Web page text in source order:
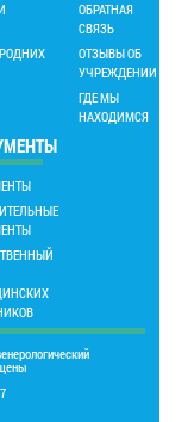
ОБРАТНАЯ
СВЯЗЬ
ОТЗЫВЫ ОБ
УЧРЕЖДЕНИИ
ГДЕ МЫ
НАХОДИМСЯ